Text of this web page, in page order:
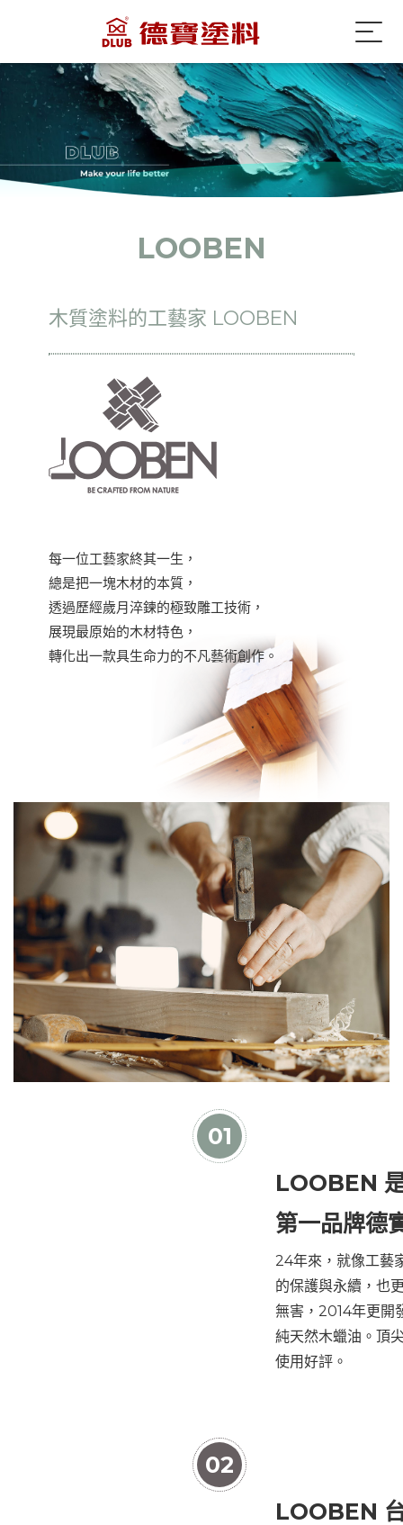
LOOBEN
木質塗料的工藝家 LOOBEN
每一位工藝家終其一生，
總是把一塊木材的本質，
透過歷經歲月淬鍊的極致雕工技術，
展現最原始的木材特色，
轉化出一款具生命力的不凡藝術創作。
01
LOOBEN
第一品牌德
24年來，就像工藝
的保護與永續，也
無害，2014年更開
純天然木蠟油。頂
使用好評。
02
LOOBEN